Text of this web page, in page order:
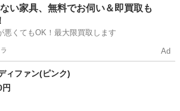
駅 オーディオ
い家具、無料でお伺い＆即買取も
悪くてもOK！最大限買取します
Ad
ィファン(ピンク)
円